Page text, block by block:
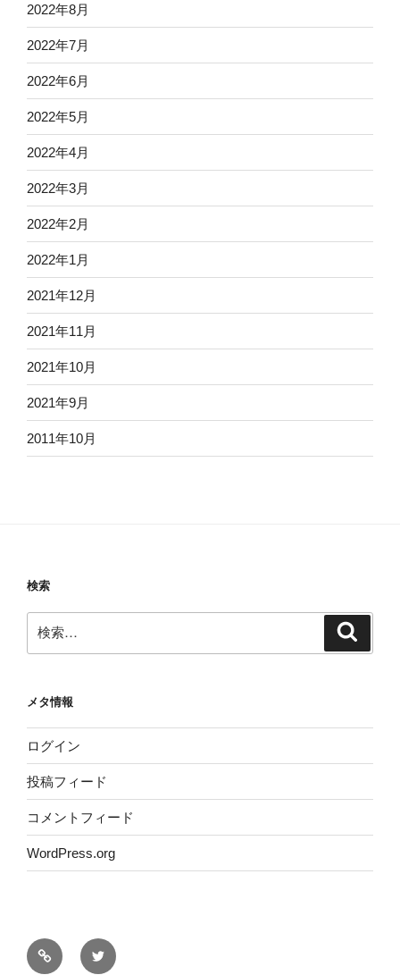
2022年8月
2022年7月
2022年6月
2022年5月
2022年4月
2022年3月
2022年2月
2022年1月
2021年12月
2021年11月
2021年10月
2021年9月
2011年10月
検索
索:
メタ情報
ログイン
投稿フィード
コメントフィード
WordPress.org
サ
イ
Twitter